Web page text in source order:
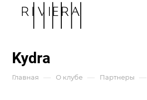
Kydra
Главная — О клубе — Партнеры —